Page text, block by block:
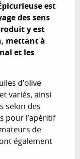
est
des sens
y est
mettant à
et les
d’olive
variés, ainsi
selon des
pour l’apéritif
de
également